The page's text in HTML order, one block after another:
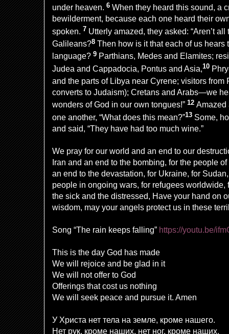
under heaven. 6 When they heard this sound, a
bewilderment, because each one heard their
spoken. 7 Utterly amazed, they asked: “Aren’t
Galileans?8 Then how is it that each of us hears
language? 9 Parthians, Medes and Elamites;
Judea and Cappadocia, Pontus and Asia,10
and the parts of Libya near Cyrene; visitors from
converts to Judaism); Cretans and Arabs—we
wonders of God in our own tongues!” 12 Amazed
one another, “What does this mean?”13 Some,
and said, “They have had too much wine.”
We pray for our world and an end to our
Iran and an end to the bombing, for the people
an end to the devastation, for Ukraine, for
people in ongoing wars, for refugees worldwide,
the sick and the distressed, Have your hand on
wisdom, may your angels protect us in these
Song “The rain keeps falling” https://youtu.be/
This is the day God has made
We will rejoice and be glad in it
We will not offer to God
Offerings that cost us nothing
We will seek peace and pursue it. Amen
У Христа нет тела на земле, кроме нашего.
Нет рук, кроме наших, нет ног, кроме наших.